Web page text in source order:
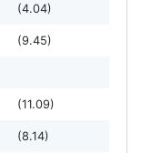
(4.04)
(9.45)
(11.09)
(8.14)